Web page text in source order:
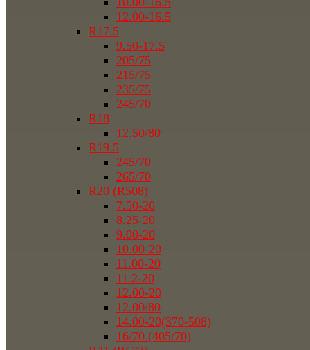
12.00-16.5
R17.5
9.50-17.5
205/75
215/75
235/75
245/70
R18
12.50/80
R19.5
245/70
265/70
R20 (R508)
7.50-20
8.25-20
9.00-20
10.00-20
11.00-20
11.2-20
12.00-20
12.00/80
14.00-20(370-508)
16/70 (405/70)